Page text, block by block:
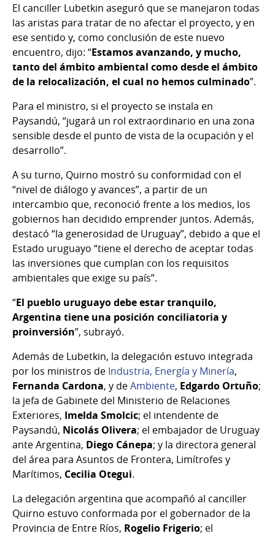
El canciller Lubetkin aseguró que se manejaron todas
las aristas para tratar de no afectar el proyecto, y en
ese sentido y, como conclusión de este nuevo
encuentro, dijo: “Estamos avanzando, y mucho,
tanto del ámbito ambiental como desde el ámbito
de la relocalización, el cual no hemos culminado”.
Para el ministro, si el proyecto se instala en
Paysandú, “jugará un rol extraordinario en una zona
sensible desde el punto de vista de la ocupación y el
desarrollo”.
A su turno, Quirno mostró su conformidad con el
“nivel de diálogo y avances”, a partir de un
intercambio que, reconoció frente a los medios, los
gobiernos han decidido emprender juntos. Además,
destacó “la generosidad de Uruguay”, debido a que el
Estado uruguayo “tiene el derecho de aceptar todas
las inversiones que cumplan con los requisitos
ambientales que exige su país”.
“El pueblo uruguayo debe estar tranquilo,
Argentina tiene una posición conciliatoria y
proinversión”, subrayó.
Además de Lubetkin, la delegación estuvo integrada
por los ministros de Industria, Energía y Minería,
Fernanda Cardona, y deAmbiente, Edgardo Ortuño;
la jefa de Gabinete del Ministerio de Relaciones
Exteriores, Imelda Smolcic; el intendente de
Paysandú, Nicolás Olivera; el embajador de Uruguay
ante Argentina, Diego Cánepa; y la directora general
del área para Asuntos de Frontera, Limítrofes y
Marítimos, Cecilia Otegui.
La delegación argentina que acompañó al canciller
Quirno estuvo conformada por el gobernador de la
Provincia de Entre Ríos, Rogelio Frigerio; el